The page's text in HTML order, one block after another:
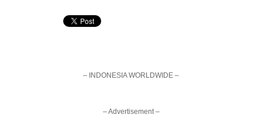
– INDONESIA WORLDWIDE –
– Advertisement –